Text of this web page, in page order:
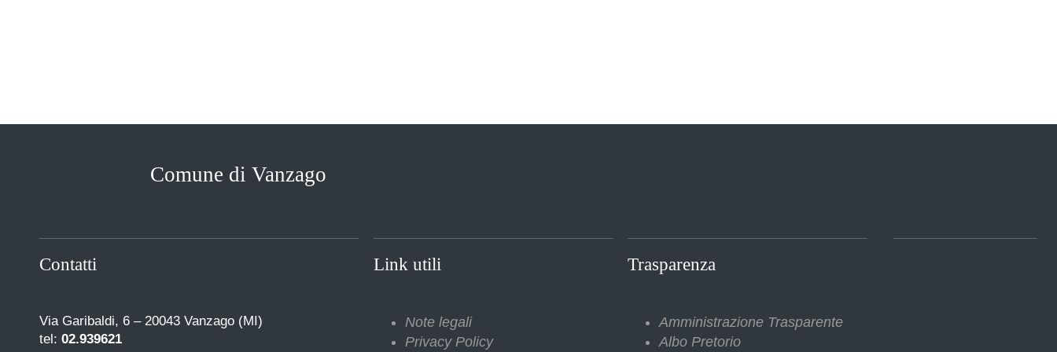
Comune di Vanzago
Contatti
Via Garibaldi, 6 – 20043 Vanzago (MI)
tel: 02.939621
Link utili
Note legali
Privacy Policy
Trasparenza
Amministrazione Trasparente
Albo Pretorio